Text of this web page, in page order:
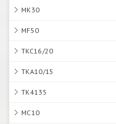
MK30
MF50
TKC16/20
TKA10/15
TK4135
MC10